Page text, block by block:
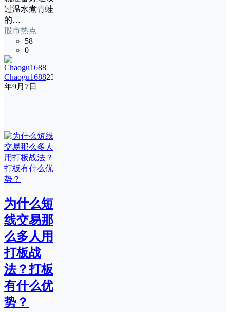
过温水煮青蛙
的…
股市热点
58
0
Chaogu168823
年9月7日
为什么短
线交易那
么多人用
打板战
法？打板
有什么优
势？